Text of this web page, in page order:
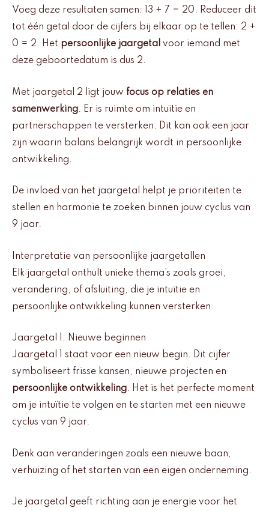
Voeg deze resultaten samen: 13 + 7 = 20. Reduceer dit
tot één getal door de cijfers bij elkaar op te tellen: 2 +
0 = 2. Het persoonlijke jaargetal voor iemand met
deze geboortedatum is dus 2.
Met jaargetal 2 ligt jouw focus op relaties en
samenwerking. Er is ruimte om intuïtie en
partnerschappen te versterken. Dit kan ook een jaar
zijn waarin balans belangrijk wordt in persoonlijke
ontwikkeling.
De invloed van het jaargetal helpt je prioriteiten te
stellen en harmonie te zoeken binnen jouw cyclus van
9 jaar.
Interpretatie van persoonlijke jaargetallen
Elk jaargetal onthult unieke thema’s zoals groei,
verandering, of afsluiting, die je intuïtie en
persoonlijke ontwikkeling kunnen versterken.
Jaargetal 1: Nieuwe beginnen
Jaargetal 1 staat voor een nieuw begin. Dit cijfer
symboliseert frisse kansen, nieuwe projecten en
persoonlijke ontwikkeling. Het is het perfecte moment
om je intuïtie te volgen en te starten met een nieuwe
cyclus van 9 jaar.
Denk aan veranderingen zoals een nieuwe baan,
verhuizing of het starten van een eigen onderneming.
Je jaargetal geeft richting aan je energie voor het